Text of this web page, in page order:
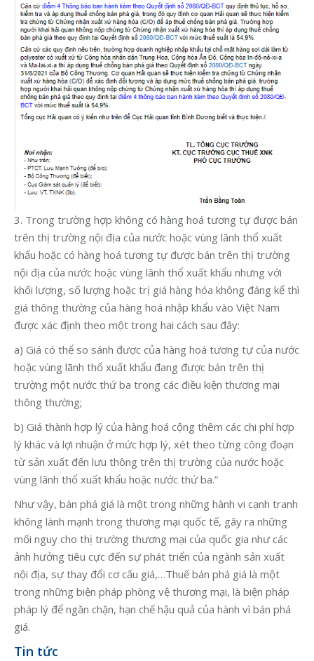
3. Trong trường hợp không có hàng hoá tương tự được bán
trên thị trường nội địa của nước hoặc vùng lãnh thổ xuất
khẩu hoặc có hàng hoá tương tự được bán trên thị trường
nội địa của nước hoặc vùng lãnh thổ xuất khẩu nhưng với
khối lượng, số lượng hoặc trị giá hàng hóa không đáng kể thì
giá thông thường của hàng hoá nhập khẩu vào Việt Nam
được xác định theo một trong hai cách sau đây:
a) Giá có thể so sánh được của hàng hoá tương tự của nước
hoặc vùng lãnh thổ xuất khẩu đang được bán trên thị
trường một nước thứ ba trong các điều kiện thương mại
thông thường;
b) Giá thành hợp lý của hàng hoá cộng thêm các chi phí hợp
lý khác và lợi nhuận ở mức hợp lý, xét theo từng công đoạn
từ sản xuất đến lưu thông trên thị trường của nước hoặc
vùng lãnh thổ xuất khẩu hoặc nước thứ ba.”
Như vậy, bán phá giá là một trong những hành vi cạnh tranh
không lành mạnh trong thương mại quốc tế, gây ra những
mối nguy cho thị trường thương mại của quốc gia như các
ảnh hưởng tiêu cực đến sự phát triển của ngành sản xuất
nội địa, sự thay đổi cơ cấu giá,…Thuế bán phá giá là một
trong những biện pháp phòng vệ thương mại, là biện pháp
pháp lý để ngăn chặn, hạn chế hậu quả của hành vì bán phá
giá.
Tin tức